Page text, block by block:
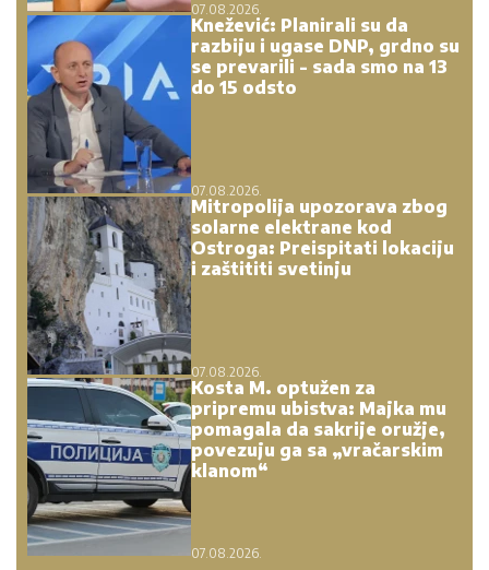
07.08.2026.
Knežević: Planirali su da
razbiju i ugase DNP, grdno su
se prevarili - sada smo na 13
do 15 odsto
07.08.2026.
Mitropolija upozorava zbog
solarne elektrane kod
Ostroga: Preispitati lokaciju
i zaštititi svetinju
07.08.2026.
Kosta M. optužen za
pripremu ubistva: Majka mu
pomagala da sakrije oružje,
povezuju ga sa „vračarskim
klanom“
07.08.2026.